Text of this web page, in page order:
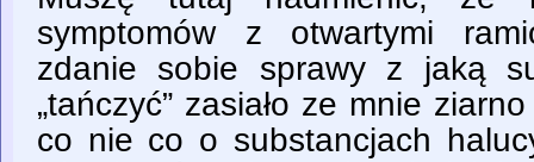
symptomów z otwartymi
zdanie sobie sprawy z jaką
„tańczyć” zasiało ze mnie
co nie co o substancjach